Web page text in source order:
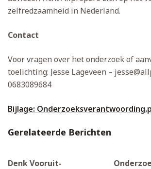
zelfredzaamheid in Nederland.
Contact
Voor vragen over het onderzoek of
toelichting: Jesse Lageveen –
0683089684
Bijlage:
Gerelateerde Berichten
Denk Vooruit-